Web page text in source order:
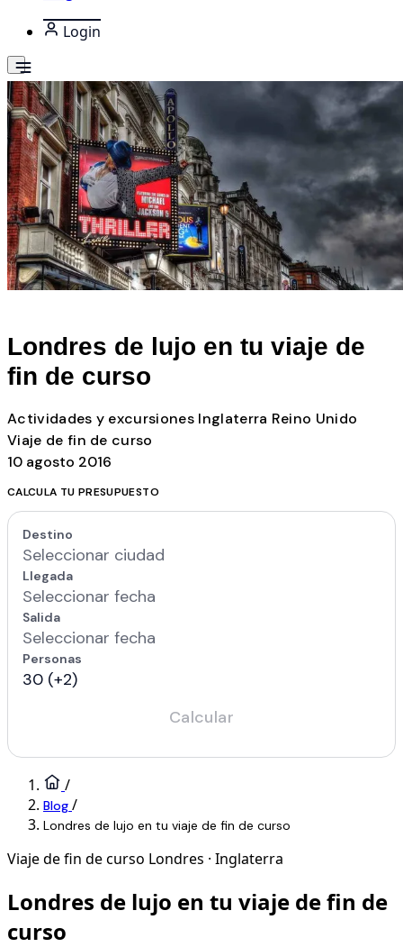
Login
Londres de lujo en tu viaje de
fin de curso
Actividades y excursiones Inglaterra Reino Unido
Viaje de fin de curso
10 agosto 2016
CALCULA TU PRESUPUESTO
/
Blog /
Londres de lujo en tu viaje de fin de curso
Viaje de fin de curso Londres · Inglaterra
Londres de lujo en tu viaje de fin de
curso